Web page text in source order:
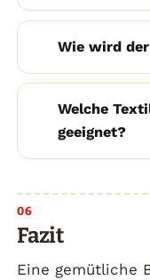
Wie wird
Welche
geeignet?
Fazit
Eine gemütliche